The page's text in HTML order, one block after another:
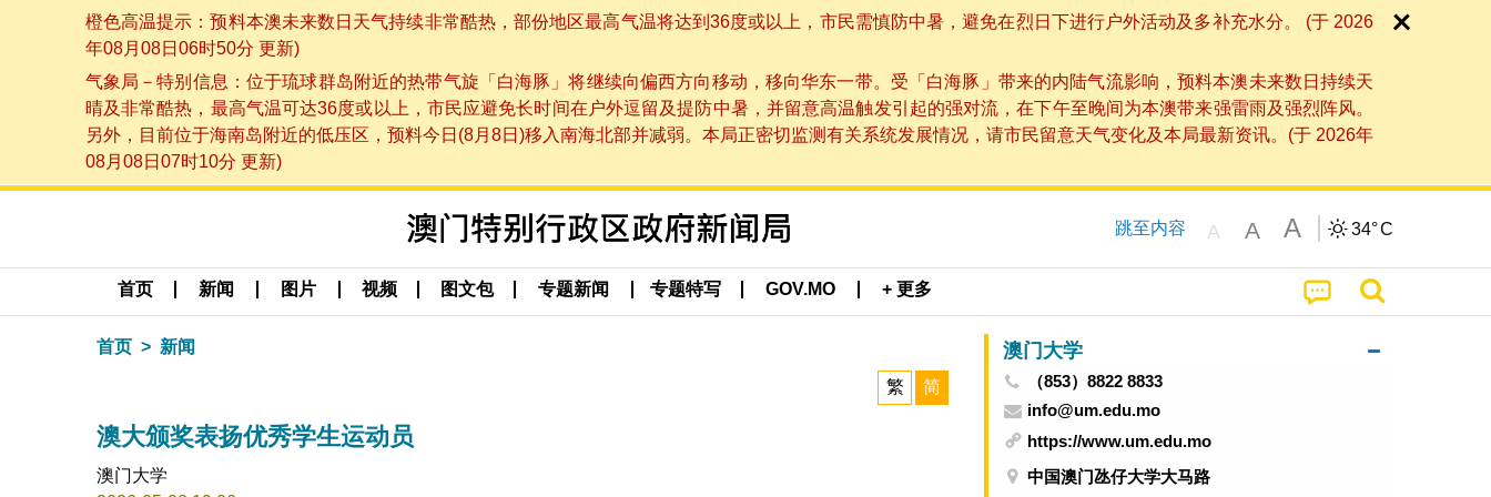
橙色高温提示：预料本澳未来数日天气持续非常酷热，部份地区最高气温将达到36度或以上，市民需慎防中暑，避免在烈日下进行户外活动及多补充水分。 (于 2026
年08月08日06时50分 更新)
气象局－特别信息：位于琉球群岛附近的热带气旋「白海豚」将继续向偏西方向移动，移向华东一带。受「白海豚」带来的内陆气流影响，预料本澳未来数日持续天
晴及非常酷热，最高气温可达36度或以上，市民应避免长时间在户外逗留及提防中暑，并留意高温触发引起的强对流，在下午至晚间为本澳带来强雷雨及强烈阵风。
另外，目前位于海南岛附近的低压区，预料今日(8月8日)移入南海北部并减弱。本局正密切监测有关系统发展情况，请市民留意天气变化及本局最新资讯。(于 2026年
08月08日07时10分 更新)
跳至内容 A A A 34°C
首页 新闻 图片 视频 图文包 专题新闻 专题特写 GOV.MO + 更多
首页 新闻
繁 简
澳大颁奖表扬优秀学生运动员
澳门大学
澳门大学
（853）8822 8833
info@um.edu.mo
https://www.um.edu.mo
中国澳门氹仔大学大马路